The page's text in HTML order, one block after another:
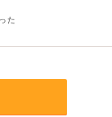
た